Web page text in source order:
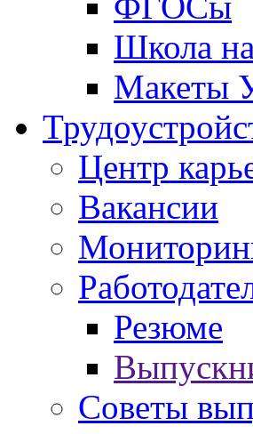
Школа
Макеты
Центр
Вакансии
Резюме
Советы